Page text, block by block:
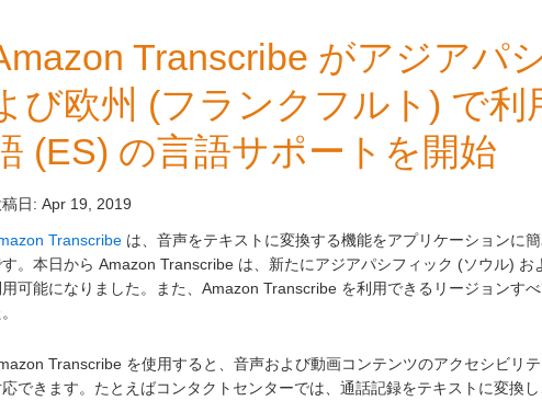
Transcribe がアジアパ
び欧州 (フランクフルト) で
(ES) の言語サポートを開始
日: Apr 19, 2019
Transcribe は、音声をテキストに変換する機能をアプリケーションに
す。本日から Amazon Transcribe は、新たにアジアパシフィック (ソウル)
可能になりました。また、Amazon Transcribe を利用できるリージョンす
Transcribe を使用すると、音声および動画コンテンツのアクセシビリ
できます。たとえばコンタクトセンターでは、通話記録をテキストに変換